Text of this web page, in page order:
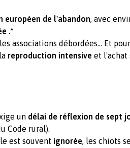
européen de l'abandon, avec
.*
associations débordées… Et
reproduction intensive et l'achat
un délai de réflexion de sept
Code rural).
est souvent ignorée, les chiots